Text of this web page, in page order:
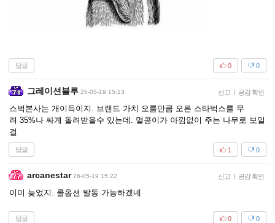
답글 0
0
그레이션블루 26-05-19 15:13 신고 | 공감 확인
스벅본사는 개이득이지. 브랜드 가치 오를만큼 오른 스타벅스를 무
려 35%나 싸게 돌려받을수 있는데. 멸콩이가 아낌없이 주는 나무로 보일
걸
답글 0
1
arcanestar 26-05-19 15:22 신고 | 공감 확인
이미 늦었지. 콜옵션 발동 가능하겠네
답글 0
0